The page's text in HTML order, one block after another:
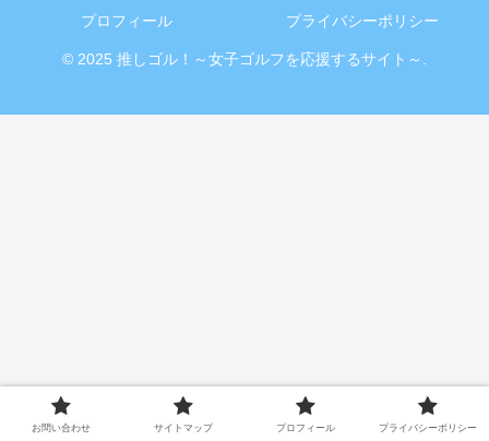
プロフィール
プライバシーポリシー
© 2025 推しゴル！～女子ゴルフを応援するサイト～.
お問い合わせ サイトマップ プロフィール プライバシーポリシー